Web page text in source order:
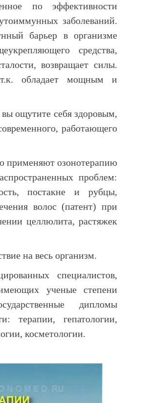
по эффективности
заболеваний.
барьер в организме
средства,
возвращает силы.
т.к. обладает мощным и
ощутите себя здоровым,
работающего
применяют озонотерапию
проблем:
постакне и рубцы,
волос (патент) при
целлюлита, растяжек
на весь организм.
специалистов,
ученые степени
дипломы
терапии, гепатологии,
косметологии.